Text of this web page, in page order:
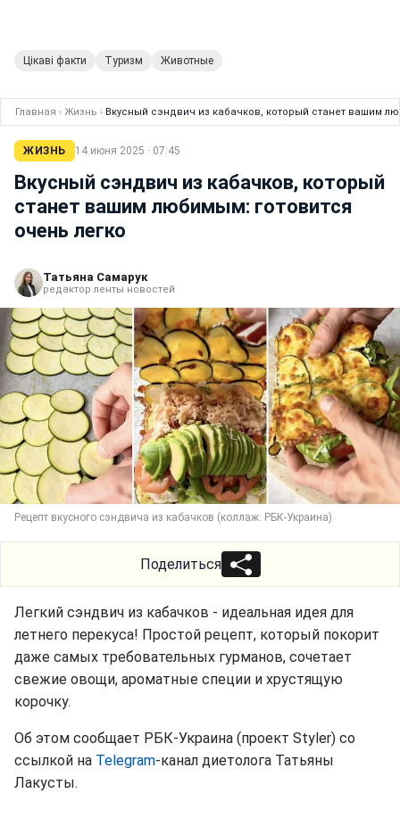
Цікаві факти Туризм Животные
Главная › Жизнь › Вкусный сэндвич из кабачков, который станет вашим
ЖИЗНЬ 14 июня 2025 · 07:45
Вкусный сэндвич из кабачков, который
станет вашим любимым: готовится
очень легко
Татьяна Самарук
редактор ленты новостей
Рецепт вкусного сэндвича из кабачков (коллаж: РБК-Украина)
Поделиться
Легкий сэндвич из кабачков - идеальная идея для
летнего перекуса! Простой рецепт, который покорит
даже самых требовательных гурманов, сочетает
свежие овощи, ароматные специи и хрустящую
корочку.
Об этом сообщает РБК-Украина (проект Styler) со
ссылкой на Telegram-канал диетолога Татьяны
Лакусты.